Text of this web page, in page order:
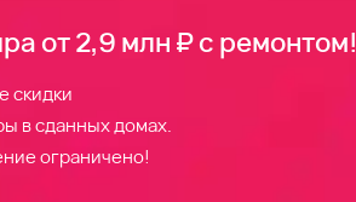
от 2,9 млн ₽ с ремонтом!
скидки
в сданных домах.
ограничено!